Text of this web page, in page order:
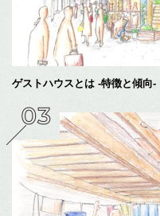
ゲストハウスとは -特徴と傾向-